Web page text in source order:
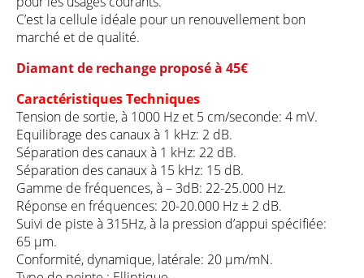
C’est la cellule idéale pour un renouvellement bon
marché et de qualité.
Diamant de rechange proposé à 45€
Caractéristiques Techniques
Tension de sortie, à 1000 Hz et 5 cm/seconde: 4 mV.
Equilibrage des canaux à 1 kHz: 2 dB.
Séparation des canaux à 1 kHz: 22 dB.
Séparation des canaux à 15 kHz: 15 dB.
Gamme de fréquences, à – 3dB: 22-25.000 Hz.
Réponse en fréquences: 20-20.000 Hz ± 2 dB.
Suivi de piste à 315Hz, à la pression d’appui spécifiée:
65 µm.
Conformité, dynamique, latérale: 20 µm/mN.